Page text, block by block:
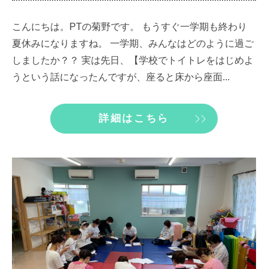
こんにちは。PTの菊野です。 もうすぐ一学期も終わり
夏休みになりますね。 一学期、みんなはどのように過ご
しましたか？？ 実は先日、【学校でトイトレをはじめよ
うという話になったんですが、座ると床から座面...
詳細はこちら